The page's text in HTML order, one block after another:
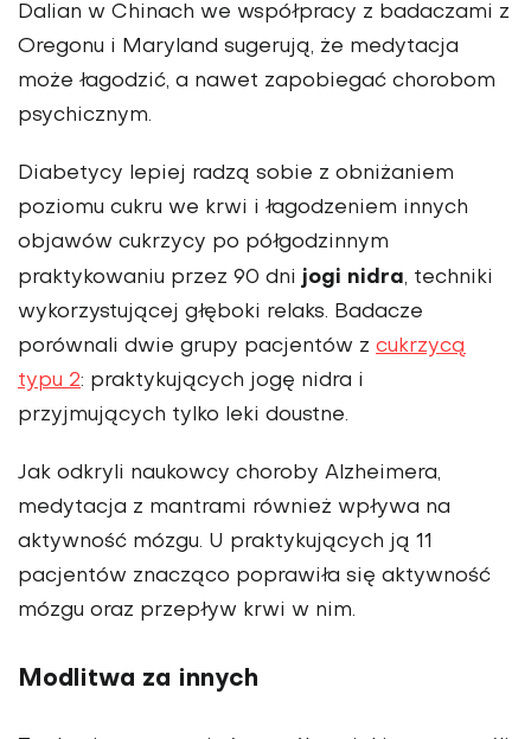
Dalian w Chinach we współpracy z badaczami z
Oregonu i Maryland sugerują, że medytacja
może łagodzić, a nawet zapobiegać chorobom
psychicznym.
Diabetycy lepiej radzą sobie z obniżaniem
poziomu cukru we krwi i łagodzeniem innych
objawów cukrzycy po półgodzinnym
praktykowaniu przez 90 dni jogi nidra, techniki
wykorzystującej głęboki relaks. Badacze
porównali dwie grupy pacjentów z cukrzycą
typu 2: praktykujących jogę nidra i
przyjmujących tylko leki doustne.
Jak odkryli naukowcy choroby Alzheimera,
medytacja z mantrami również wpływa na
aktywność mózgu. U praktykujących ją 11
pacjentów znacząco poprawiła się aktywność
mózgu oraz przepływ krwi w nim.
Modlitwa za innych